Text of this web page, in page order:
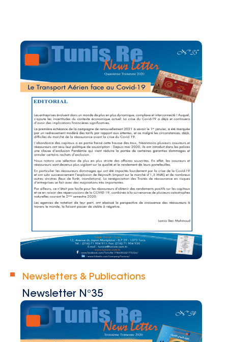
Newsletters & Publications
Newsletter N°35